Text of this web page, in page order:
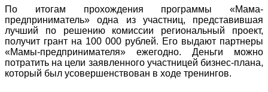
По итогам прохождения программы «Мама-
предприниматель» одна из участниц, представившая
лучший по решению комиссии региональный проект,
получит грант на 100 000 рублей. Его выдают партнеры
«Мамы-предпринимателя» ежегодно. Деньги можно
потратить на цели заявленного участницей бизнес-плана,
который был усовершенствован в ходе тренингов.